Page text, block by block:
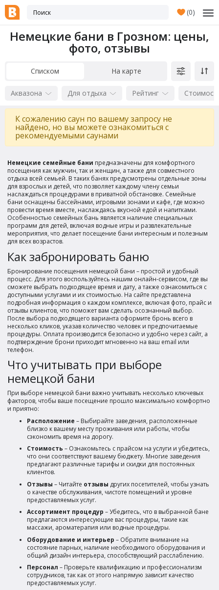
(0)
Немецкие бани в Грозном: цены,
фото, отзывы
Списком На карте
Аквазона Для отдыха Рейтинг
К сожалению саун по вашему запросу не
найдено, но вы можете ознакомиться с
рекомендуемыми саунами
Немецкие семейные бани предназначены для комфортного
посещения как мужчин, так и женщин, а также для совместного
отдыха всей семьей. В таких банях предусмотрены отдельные зоны
для взрослых и детей, что позволяет каждому члену семьи
наслаждаться процедурами в приватной обстановке. Семейные
бани оснащены бассейнами, игровыми зонами и кафе, где можно
провести время вместе, наслаждаясь вкусной едой и напитками.
Особенностью семейных бань является наличие специальных
программ для детей, включая водные игры и развлекательные
мероприятия, что делает посещение бани интересным и полезным
для всех возрастов.
Как забронировать баню
Бронирование посещения немецкой бани – простой и удобный
процесс. Для этого воспользуйтесь нашим онлайн-сервисом, где вы
сможете выбрать подходящее время и дату, а также ознакомиться с
доступными услугами и их стоимостью. На сайте представлена
подробная информация о каждом комплексе, включая фото, прайс и
отзывы клиентов, что поможет вам сделать осознанный выбор.
После выбора подходящего варианта оформите бронь всего в
несколько кликов, указав количество человек и предпочитаемые
процедуры. Оплата производится безопасно и удобно через сайт, а
подтверждение брони приходит мгновенно на ваш email или
телефон.
Что учитывать при выборе
немецкой бани
При выборе немецкой бани важно учитывать несколько ключевых
факторов, чтобы ваше посещение прошло максимально комфортно
и приятно:
Расположение – Выбирайте заведения, расположенные
близко к вашему месту проживания или работы, чтобы
сэкономить время на дорогу.
Стоимость – Ознакомьтесь с прайсом на услуги и убедитесь,
что они соответствуют вашему бюджету. Многие заведения
предлагают различные тарифы и скидки для постоянных
клиентов.
Отзывы – Читайте отзывы других посетителей, чтобы узнать
о качестве обслуживания, чистоте помещений и уровне
предоставляемых услуг.
Ассортимент процедур – Убедитесь, что в выбранной бане
предлагаются интересующие вас процедуры, такие как
массажи, ароматерапия или водные процедуры.
Оборудование и интерьер – Обратите внимание на
состояние парных, наличие необходимого оборудования и
общий дизайн интерьера, способствующий расслаблению.
Персонал – Проверьте квалификацию и профессионализм
сотрудников, так как от этого напрямую зависит качество
предоставляемых услуг.